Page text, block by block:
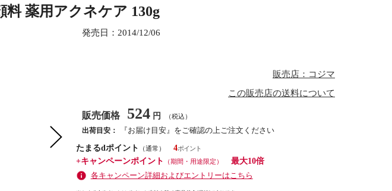
薬用アクネケア 130g
発売日： 2014/12/06
販売店：コジマ
この販売店の送料について
販売価格 524 円 （税込）
出荷目安：
『お届け目安』をご確認の上ご注文ください
たまるdポイント
（通常）
4
+キャンペーンポイント
（期間・用途限定）
最大10倍
各キャンペーン詳細およびエントリーはこちら